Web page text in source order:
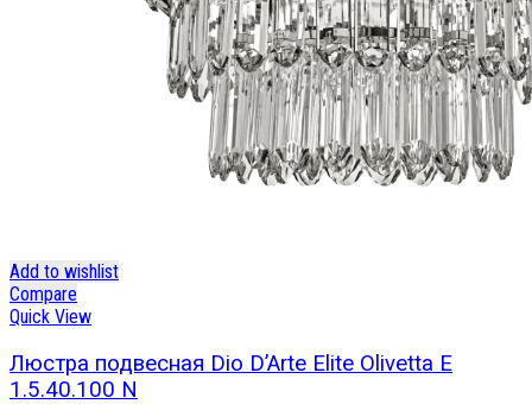
Add to wishlist
Compare
Quick View
Люстра подвесная Dio D’Arte Elite Olivetta E
1.5.40.100 N